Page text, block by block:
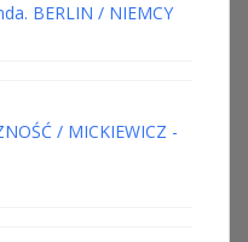
BERLIN / NIEMCY
/ MICKIEWICZ -